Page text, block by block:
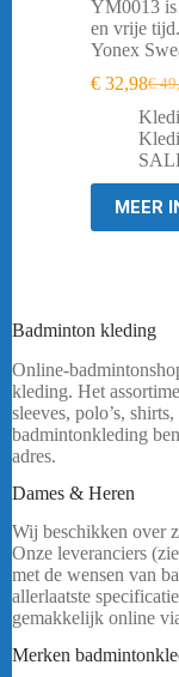
YM0013 is
en vrije
Yonex
€
prijs
was:
€
€ 32,98
prijs
is:
€
MEER
Badminton kleding
Online-
kleding. Het
sleeves, polo’s,
badmintonkleding
adres.
Dames & Heren
Wij beschikken over
Onze leveranciers
met de wensen van
allerlaatste
gemakkelijk online
Merken